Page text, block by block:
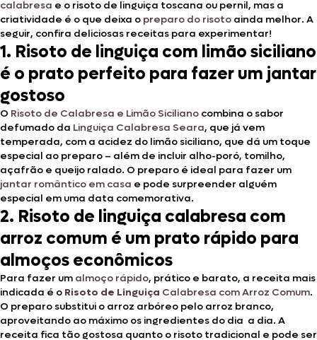
calabresa e o risoto de linguiça toscana ou pernil, mas a
criatividade é o que deixa o preparo do risoto ainda melhor. A
seguir, confira deliciosas receitas para experimentar!
1. Risoto de linguiça com limão siciliano
é o prato perfeito para fazer um jantar
gostoso
O Risoto de Calabresa e Limão Siciliano combina o sabor
defumado da Linguiça Calabresa Seara, que já vem
temperada, com a acidez do limão siciliano, que dá um toque
especial ao preparo – além de incluir alho-poró, tomilho,
açafrão e queijo ralado. O preparo é ideal para fazer um
jantar romântico em casa e pode surpreender alguém
especial em uma data comemorativa.
2. Risoto de linguiça calabresa com
arroz comum é um prato rápido para
almoços econômicos
Para fazer um almoço rápido, prático e barato, a receita mais
indicada é o Risoto de Linguiça Calabresa com Arroz Comum.
O preparo substitui o arroz arbóreo pelo arroz branco,
aproveitando ao máximo os ingredientes do dia a dia. A
receita fica tão gostosa quanto o risoto tradicional e pode ser